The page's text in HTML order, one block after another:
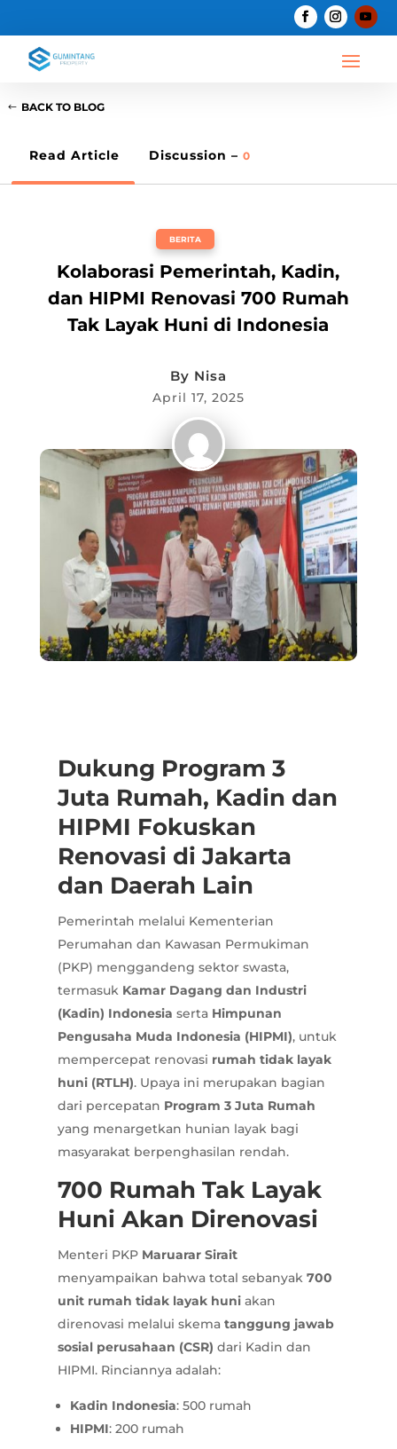
BACK TO BLOG
Read Article Discussion – 0
BERITA
Kolaborasi Pemerintah, Kadin,
dan HIPMI Renovasi 700 Rumah
Tak Layak Huni di Indonesia
By Nisa
April 17, 2025
Dukung Program 3
Juta Rumah, Kadin dan
HIPMI Fokuskan
Renovasi di Jakarta
dan Daerah Lain
Pemerintah melalui Kementerian
Perumahan dan Kawasan Permukiman
(PKP) menggandeng sektor swasta,
termasuk Kamar Dagang dan Industri
(Kadin) Indonesia serta Himpunan
Pengusaha Muda Indonesia (HIPMI), untuk
mempercepat renovasi rumah tidak layak
huni (RTLH). Upaya ini merupakan bagian
dari percepatan Program 3 Juta Rumah
yang menargetkan hunian layak bagi
masyarakat berpenghasilan rendah.
700 Rumah Tak Layak
Huni Akan Direnovasi
Menteri PKP Maruarar Sirait
menyampaikan bahwa total sebanyak 700
unit rumah tidak layak huniakan
direnovasi melalui skema tanggung jawab
sosial perusahaan (CSR) dari Kadin dan
HIPMI. Rinciannya adalah:
Kadin Indonesia: 500 rumah
HIPMI: 200 rumah